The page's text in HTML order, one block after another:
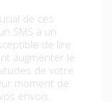
de ces
SMS à un
de lire
augmenter le
de votre
moment de
envois.